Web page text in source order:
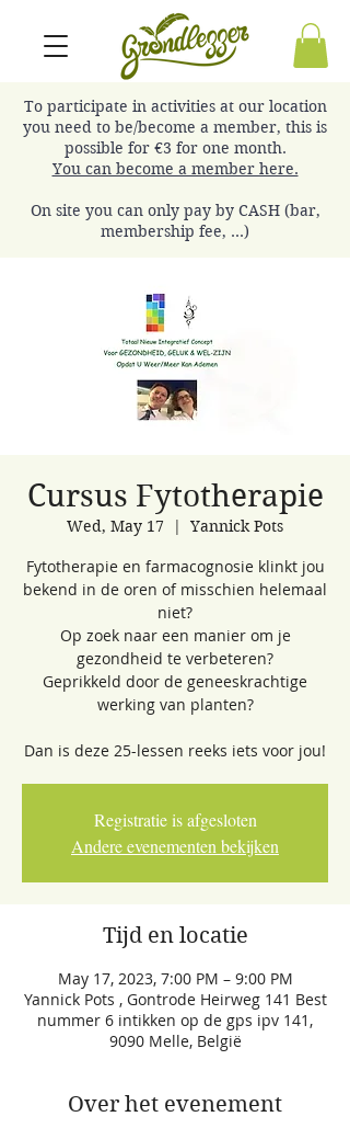
To participate in activities at our location
you need to be/become a member, this is
possible for €3 for one month.
You can become a member here.
On site you can only pay by CASH (bar,
membership fee, ...)
Cursus Fytotherapie
Wed, May 17
  |
Yannick Pots
Fytotherapie en farmacognosie klinkt jou
bekend in de oren of misschien helemaal
niet?
Op zoek naar een manier om je
gezondheid te verbeteren?
Geprikkeld door de geneeskrachtige
werking van planten?
Dan is deze 25-lessen reeks iets voor jou!
Registratie is afgesloten
Andere evenementen bekijken
Tijd en locatie
May 17, 2023, 7:00 PM – 9:00 PM
Yannick Pots , Gontrode Heirweg 141 Best
nummer 6 intikken op de gps ipv 141,
9090 Melle, België
Over het evenement